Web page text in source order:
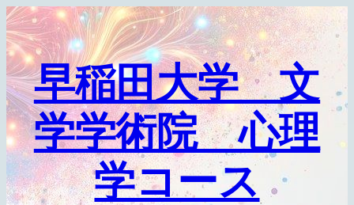
内
容
を
ス
キ
ッ
プ
早稲田大学 文
学学術院 心理
学コース